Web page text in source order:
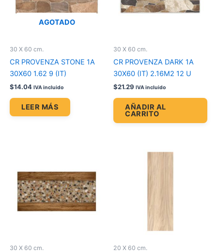
AGOTADO
30 X 60 cm.
CR PROVENZA STONE 1A
30X60 1.62 9 (IT)
$14.04 IVA incluido
LEER MÁS
30 X 60 cm.
CR PROVENZA DARK 1A
30X60 (IT) 2.16M2 12 U
$21.29 IVA incluido
AÑADIR AL
CARRITO
30 X 60 cm. 20 X 60 cm.